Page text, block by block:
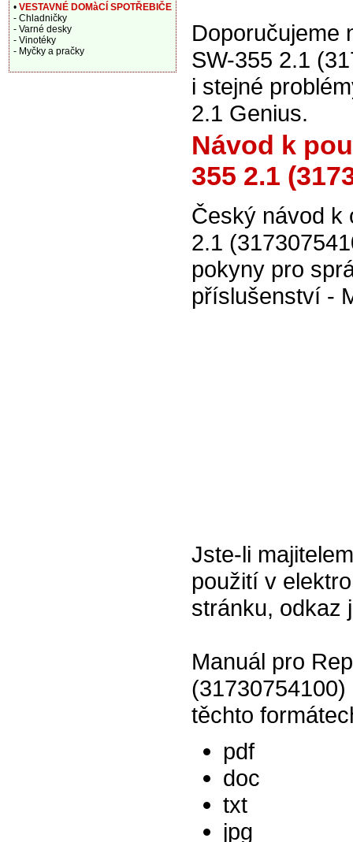
Doporučujeme
SW-355 2.1
i stejné
2.1 Genius.
Návod k
355 2.1
Český návod k
2.1
pokyny pro
příslušenství -
Jste-li
použití v
stránku, odkaz
Manuál pro
těchto
pdf
doc
txt
jpg
• VESTAVNÉ DOMàCÍ SPOTŘEBIČE
- Chladničky
- Varné desky
- Vinotéky
- Myčky a pračky